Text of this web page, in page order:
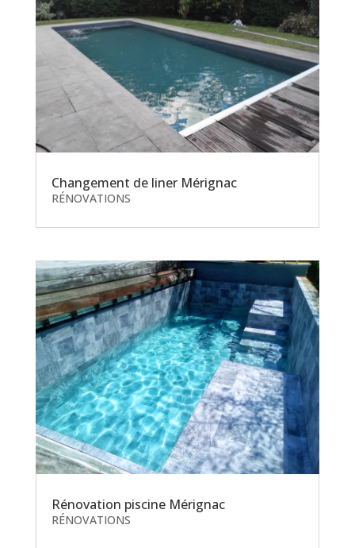
Changement de liner Mérignac
RÉNOVATIONS
Rénovation piscine Mérignac
RÉNOVATIONS